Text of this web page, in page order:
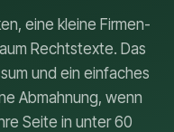
eine kleine Firmen-
Rechtstexte. Das
und ein einfaches
Abmahnung, wenn
Seite in unter 60